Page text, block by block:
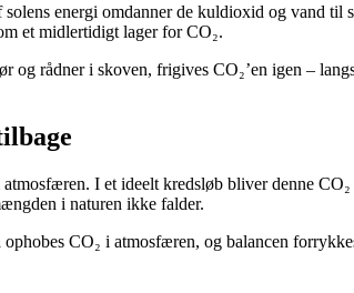
energi omdanner de kuldioxid og vand
et midlertidigt lager for CO₂.
og rådner i skoven, frigives CO₂’en igen –
I et ideelt kredsløb bliver denne
i naturen ikke falder.
CO₂ i atmosfæren, og balancen